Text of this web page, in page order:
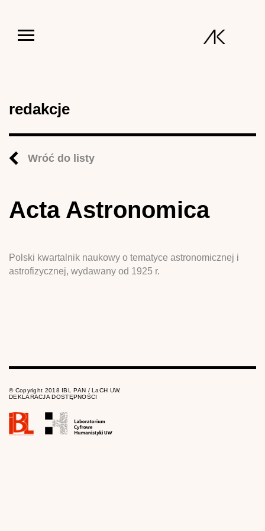
redakcje
Wróć do listy
Acta Astronomica
Polski kwartalnik naukowy o tematyce astronomicznej i
astrofizycznej, wydawany od 1925 r.
© Copyright 2018 IBL PAN / LaCH UW.
DEKLARACJA DOSTĘPNOŚCI